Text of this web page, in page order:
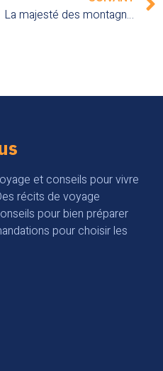
La majesté des montagnes de l’Atlas au Maroc : une randonnée inoubliable dans des paysages à couper le souffle
et conseils pour vivre
récits de voyage
pour bien préparer
pour choisir les